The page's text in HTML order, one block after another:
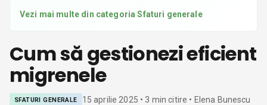
Vezi mai multe din categoriaSfaturi generale
Cum să gestionezi eficient
migrenele
SFATURI GENERALE 15 aprilie 2025 • 3 min citire • Elena Bunescu